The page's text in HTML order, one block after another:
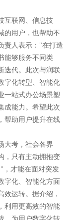
互联网、信息技
的用户，也帮助不
责人表示："在打造
能够服务不同类
迭代。此次与润联
字化转型、智能化
一站式办公场景塑
成能力。希望此次
帮助用户提升在线
大考，社会各界
，只有主动拥抱变
，才能在面对突发
字化、智能化方面
运转。据介绍，
利用更高效的智能